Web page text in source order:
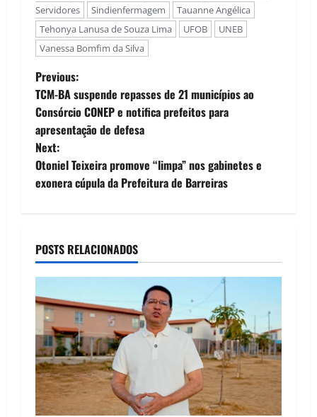
Servidores
Sindienfermagem
Tauanne Angélica
Tehonya Lanusa de Souza Lima
UFOB
UNEB
Vanessa Bomfim da Silva
P
o
s
t
v
i
g
a
t
i
Previous:
TCM-BA suspende repasses de 21 municípios ao
Consórcio CONEP e notifica prefeitos para
apresentação de defesa
Next:
Otoniel Teixeira promove “limpa” nos gabinetes e
exonera cúpula da Prefeitura de Barreiras
POSTS RELACIONADOS